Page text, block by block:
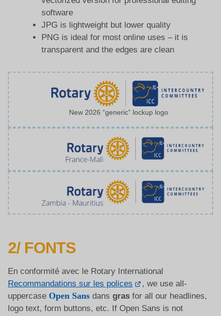
software
JPG is lightweight but lower quality
PNG is ideal for most online uses – it is
transparent and the edges are clean
New 2026 “generic” lockup logo
2/ FONTS
En conformité avec le Rotary International
Recommandations sur les polices
, we use all-
uppercase Open Sans dans gras for all our headlines,
logo text, form buttons, etc. If Open Sans is not